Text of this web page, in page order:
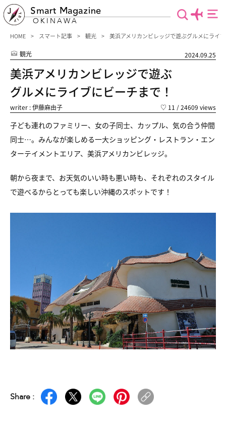
Smart Magazine
OKINAWA
HOME スマート記事 観光 美浜アメリカンビレッジで遊ぶグルメにライ
観光 2024.09.25
美浜アメリカンビレッジで遊ぶ
グルメにライブにビーチまで！
writer : 伊藤麻由子 ♡ 11 / 24609 views
子ども連れのファミリー、女の子同士、カップル、気の合う仲間
同士…。 みんなが楽しめる一大ショッピング・レストラン・ エン
ターテイメントエリア、美浜アメリカンビレッジ。
朝から夜まで、お天気のいい時も悪い時も、 それぞれのスタイル
で遊べるからとっても楽しい沖縄のスポットです！
Share :